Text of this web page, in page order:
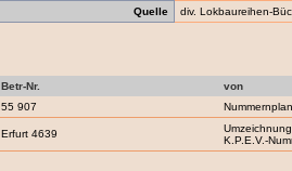
Quelle
div. Lokbaureihen-
Betr-Nr. von
55 907
Erfurt 4639
K.P.E.V.-